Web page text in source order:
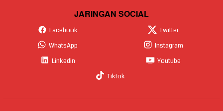
JARINGAN SOCIAL
Facebook
Twitter
WhatsApp
Instagram
Linkedin
Youtube
Tiktok